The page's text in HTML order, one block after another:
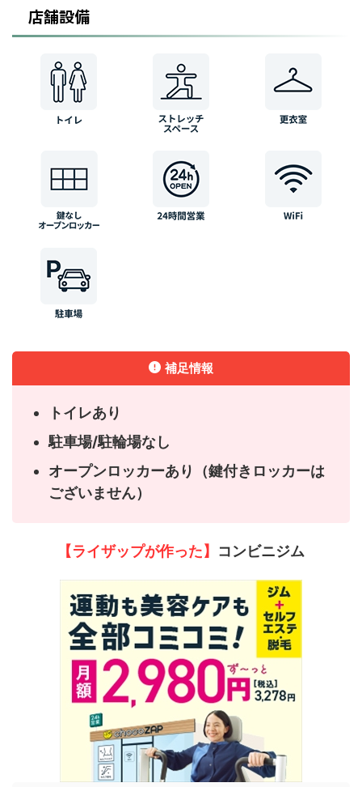
店舗設備
補足情報
トイレあり
駐車場/駐輪場なし
オープンロッカーあり（鍵付きロッカーは
ございません）
【ライザップが作った】 コンビニジム